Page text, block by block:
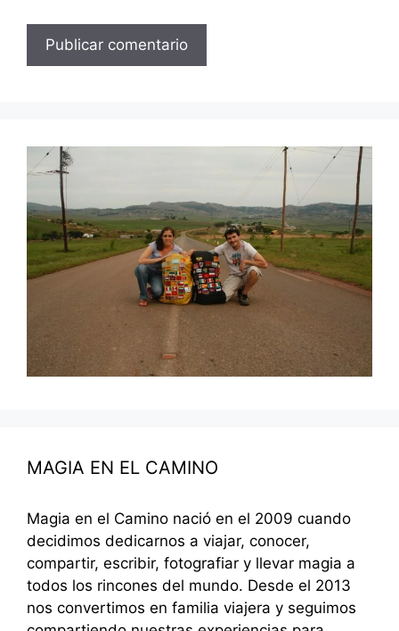
MAGIA EN EL CAMINO
Magia en el Camino nació en el 2009 cuando
decidimos dedicarnos a viajar, conocer,
compartir, escribir, fotografiar y llevar magia a
todos los rincones del mundo. Desde el 2013
nos convertimos en familia viajera y seguimos